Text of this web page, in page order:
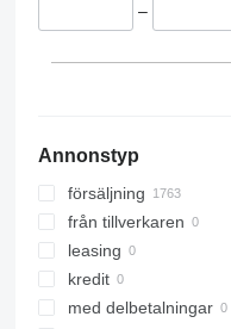
Nederländerna
–
Annonstyp
försäljning
från tillverkaren
leasing
kredit
med delbetalningar